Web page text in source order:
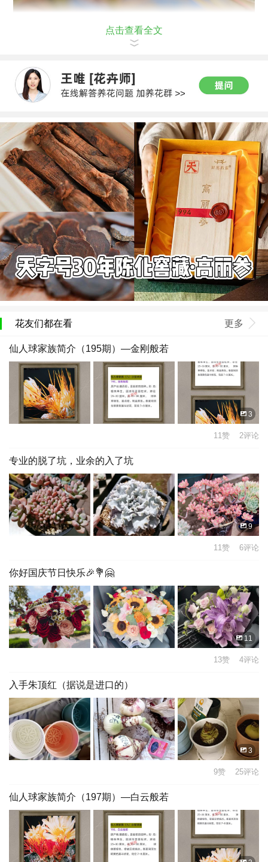
点击查看全文
花友们都在看 更多
仙人球家族简介（195期）—金刚般若
3
11赞 2评论
专业的脱了坑，业余的入了坑
9
11赞 6评论
你好国庆节日快乐🎉💐🤗
11
13赞 4评论
入手朱顶红（据说是进口的）
3
9赞 25评论
仙人球家族简介（197期）—白云般若